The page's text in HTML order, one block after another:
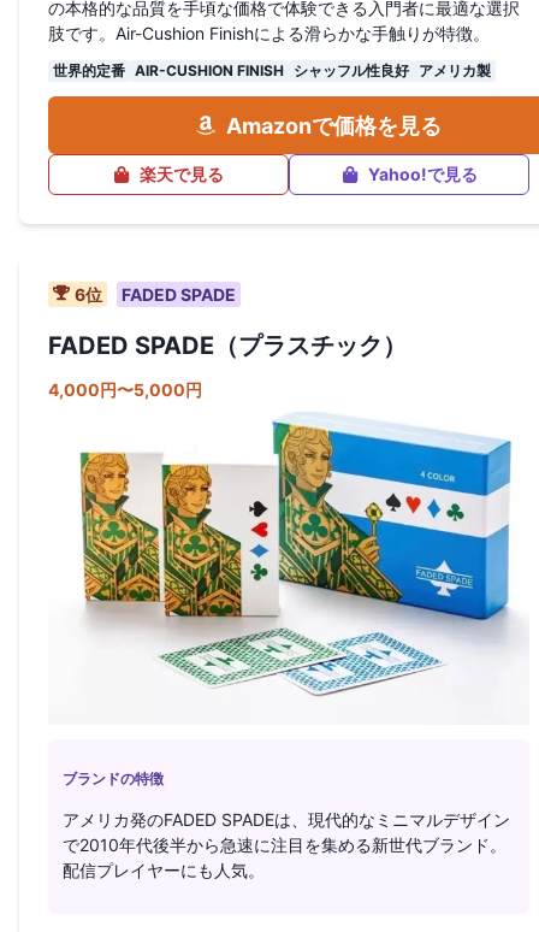
の本格的な品質を手頃な価格で体験できる入門者に最適な選択
肢です。Air-Cushion Finishによる滑らかな手触りが特徴。
世界的定番 AIR-CUSHION FINISH シャッフル性良好 アメリカ製
Amazonで価格を見る
楽天で見る Yahoo!で見る
6位 FADED SPADE
FADED SPADE（プラスチック）
4,000円〜5,000円
ブランドの特徴
アメリカ発のFADED SPADEは、現代的なミニマルデザイン
で2010年代後半から急速に注目を集める新世代ブランド。
配信プレイヤーにも人気。